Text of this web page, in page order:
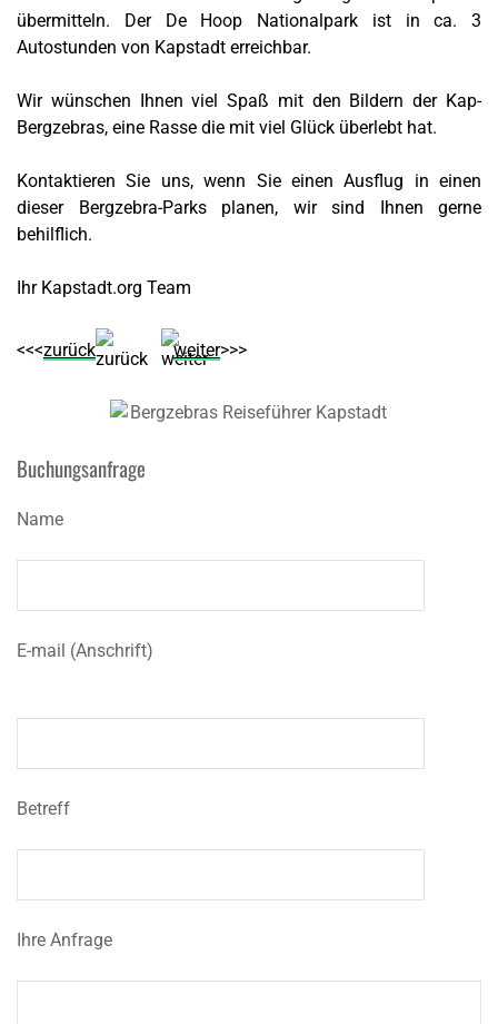
übermitteln. Der De Hoop Nationalpark ist in ca. 3
Autostunden von Kapstadt erreichbar.
Wir wünschen Ihnen viel Spaß mit den Bildern der Kap-
Bergzebras, eine Rasse die mit viel Glück überlebt hat.
Kontaktieren Sie uns, wenn Sie einen Ausflug in einen
dieser Bergzebra-Parks planen, wir sind Ihnen gerne
behilflich.
Ihr Kapstadt.org Team
<<<zurück weiter>>>
Buchungsanfrage
Name
E-mail (Anschrift)
Betreff
Ihre Anfrage